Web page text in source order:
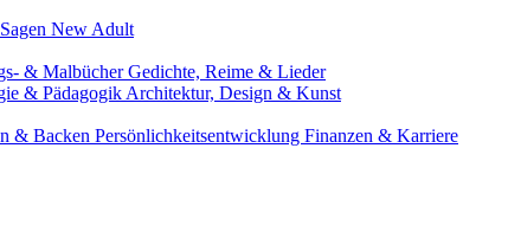
New Adult
& MalbücherGedichte, Reime & Lieder
& Pädagogik Architektur, Design & Kunst
& Backen Persönlichkeitsentwicklung Finanzen & Karriere